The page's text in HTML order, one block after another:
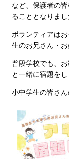
など、保護者の
ることとなりまし
ボランティアは
生のお兄さん・お
普段学校でも、
と一緒に宿題を
小中学生の皆さ